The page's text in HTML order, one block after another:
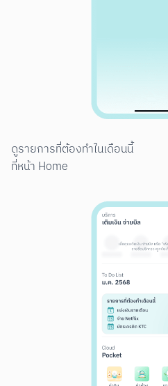
ดูรายการที่ต้องทำในเดือนนี้
ที่หน้า Home